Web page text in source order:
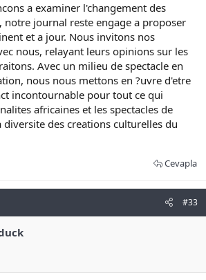
a examiner l'changement des
notre journal reste engage a proposer
et a jour. Nous invitons nos
nous, relayant leurs opinions sur les
Avec un milieu de spectacle en
nous nous mettons en ?uvre d'etre
incontournable pour tout ce qui
africaines et les spectacles de
des creations culturelles du
Cevapla
#33